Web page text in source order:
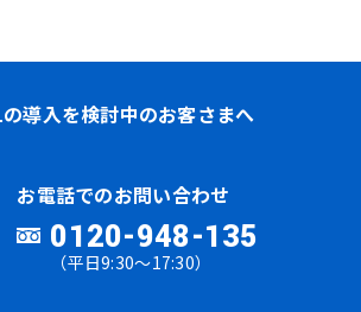
導入を検討中のお客さまへ
お電話でのお問い合わせ
0120-948-135
（平日9:30～17:30）